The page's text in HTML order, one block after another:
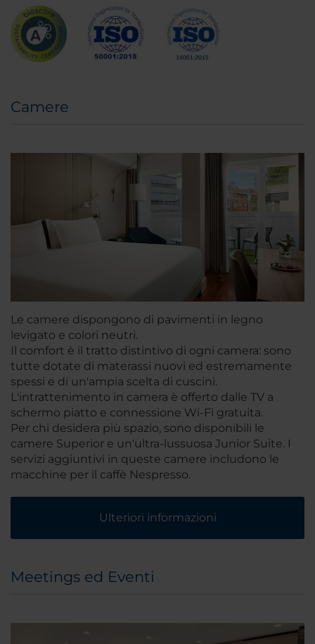
Camere
Le camere dispongono di pavimenti in legno
levigato e colori neutri.
Il comfort è il tratto distintivo di ogni camera: sono
tutte dotate di materassi nuovi ed estremamente
spessi e di un'ampia scelta di cuscini.
L'intrattenimento in camera è offerto dalle TV a
schermo piatto e connessione Wi-Fi gratuita.
Per chi desidera più spazio, sono disponibili le
camere Superior e un'ultra-lussuosa Junior Suite. I
servizi aggiuntivi in queste camere includono le
macchine per il caffè Nespresso.
Ulteriori informazioni
Meetings ed Eventi